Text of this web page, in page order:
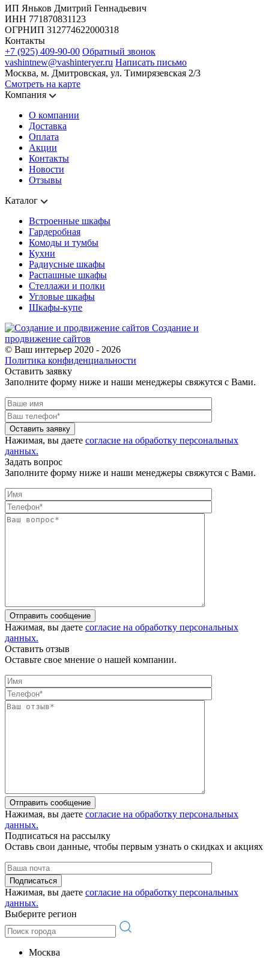
ИП Яньков Дмитрий Геннадьевич
ИНН 771870831123
ОГРНИП 312774622000318
Контакты
+7 (925) 409-90-00 Обратный звонок
vashintnew@vashinteryer.ru Написать письмо
Москва, м. Дмитровская, ул. Тимирязевская 2/3
Смотреть на карте
Компания
О компании
Доставка
Оплата
Акции
Контакты
Новости
Отзывы
Каталог
Встроенные шкафы
Гардеробная
Комоды и тумбы
Кухни
Радиусные шкафы
Распашные шкафы
Стеллажи и полки
Угловые шкафы
Шкафы-купе
Создание и
продвижение сайтов
© Ваш интерьер 2020 - 2026
Политика конфиденциальности
Оставить заявку
Заполните форму ниже и наши менеджеры свяжутся с Вами.
Оставить заявку
Нажимая, вы даете согласие на обработку персональных
данных.
Задать вопрос
Заполните форму ниже и наши менеджеры свяжутся с Вами.
Отправить сообщение
Нажимая, вы даете согласие на обработку персональных
данных.
Оставить отзыв
Оставьте свое мнение о нашей компании.
Отправить сообщение
Нажимая, вы даете согласие на обработку персональных
данных.
Подписаться на рассылку
Оставь свои данные, чтобы первым узнать о скидках и акциях
Подписаться
Нажимая, вы даете согласие на обработку персональных
данных.
Выберите регион
Москва